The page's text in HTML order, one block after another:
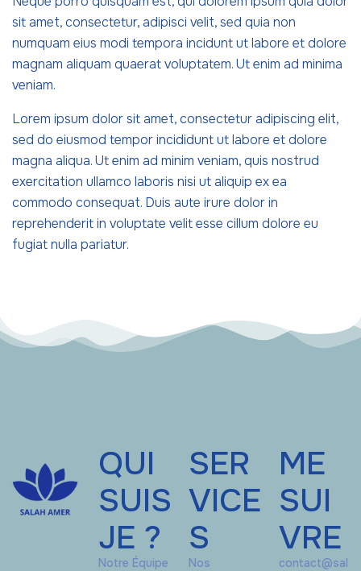
sit amet, consectetur, adipisci velit, sed quia non
numquam eius modi tempora incidunt ut labore et dolore
magnam aliquam quaerat voluptatem. Ut enim ad minima
veniam.
Lorem ipsum dolor sit amet, consectetur adipiscing elit,
sed do eiusmod tempor incididunt ut labore et dolore
magna aliqua. Ut enim ad minim veniam, quis nostrud
exercitation ullamco laboris nisi ut aliquip ex ea
commodo consequat. Duis aute irure dolor in
reprehenderit in voluptate velit esse cillum dolore eu
fugiat nulla pariatur.
QUI
SUIS
JE ?
Notre Équipe
SER
VICE
S
Nos
ME
SUI
VRE
contact@sal